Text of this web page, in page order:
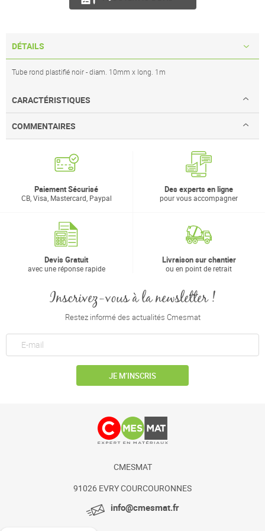
DÉTAILS
Tube rond plastifié noir - diam. 10mm x long. 1m
CARACTÉRISTIQUES
COMMENTAIRES
Paiement Sécurisé
CB, Visa, Mastercard, Paypal
Des experts en ligne
pour vous accompagner
Devis Gratuit
avec une réponse rapide
Livraison sur chantier
ou en point de retrait
Inscrivez-vous à la newsletter !
Restez informé des actualités Cmesmat
JE M’INSCRIS
CMESMAT
91026 EVRY COURCOURONNES
info@cmesmat.fr